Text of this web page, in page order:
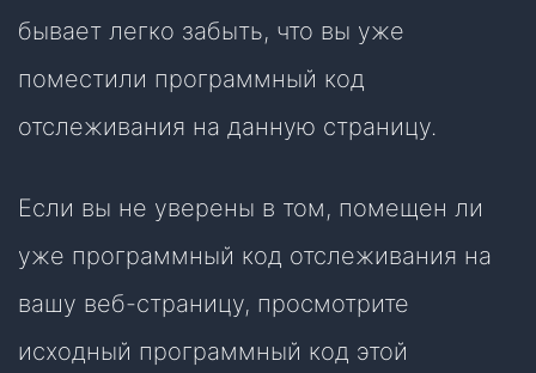
бывает легко забыть, что вы уже
поместили программный код
отслеживания на данную страницу.
Если вы не уверены в том, помещен ли
уже программный код отслеживания на
вашу веб-страницу, просмотрите
исходный программный код этой